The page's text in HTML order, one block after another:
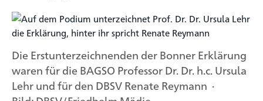
Die Erstunterzeichnenden der Bonner Erklärung
waren für die BAGSO Professor Dr. Dr. h.c. Ursula
Lehr und für den DBSV Renate Reymann ·